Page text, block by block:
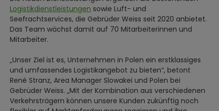
Logistikdienstleistungen sowie Luft- und
Seefrachtservices, die Gebrüder Weiss seit 2020 anbietet.
Das Team wächst damit auf 70 Mitarbeiterinnen und
Mitarbeiter.
„Unser Ziel ist es, Unternehmen in Polen ein erstklassiges
und umfassendes Logistikangebot zu bieten“, betont
René Stranz, Area Manager Slowakei und Polen bei
Gebrüder Weiss. „Mit der Kombination aus verschiedenen
Verkehrsträgern können unsere Kunden zukünftig noch